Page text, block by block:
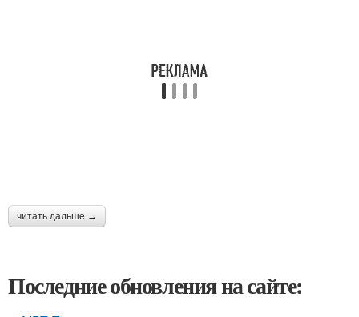
читать дальше →
Последние обновления на сайте: